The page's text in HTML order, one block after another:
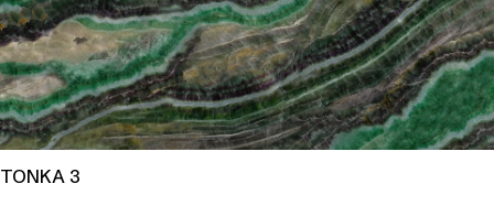
TONKA 3